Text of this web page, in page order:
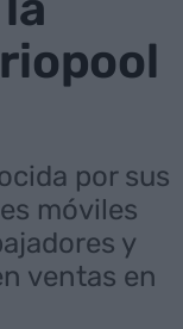
por sus
móviles
y
ventas en